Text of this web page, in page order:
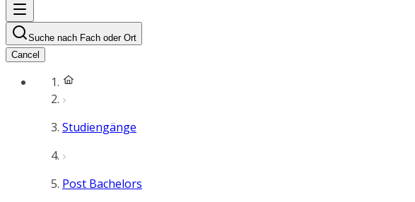
Suche nach Fach oder Ort
Cancel
Studiengänge
Post Bachelors